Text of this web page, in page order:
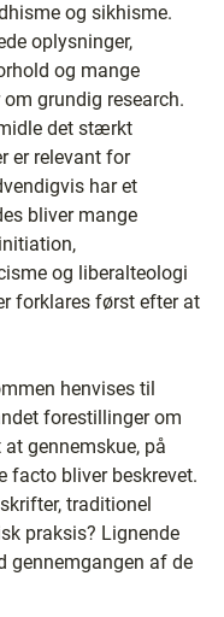
og sikhisme.
oplysninger,
og mange
grundig research.
det stærkt
er relevant for
har et
bliver mange
og liberalteologi
forklares først efter at
henvises til
forestillinger om
gennemskue, på
facto bliver beskrevet.
traditionel
praksis? Lignende
gennemgangen af de